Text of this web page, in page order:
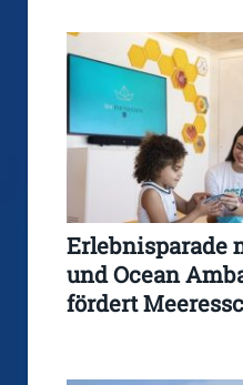
Erlebnisparade
und Ocean
fördert